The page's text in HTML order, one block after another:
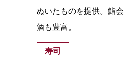
ぬいたものを提供。鮨
酒も豊富。
寿司